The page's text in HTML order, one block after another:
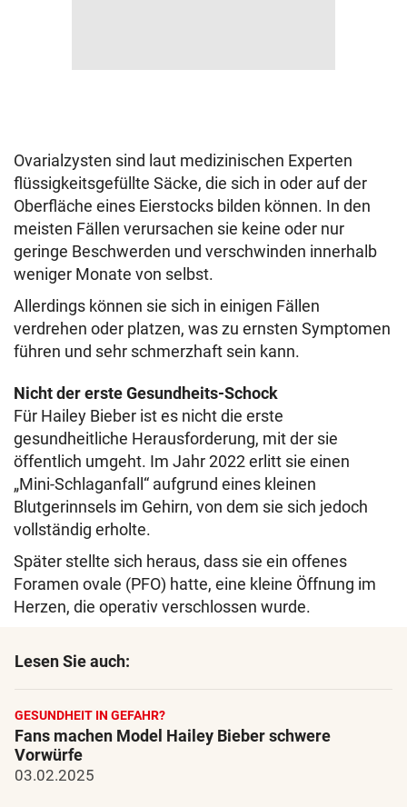
Ovarialzysten sind laut medizinischen Experten
flüssigkeitsgefüllte Säcke, die sich in oder auf der
Oberfläche eines Eierstocks bilden können. In den
meisten Fällen verursachen sie keine oder nur
geringe Beschwerden und verschwinden innerhalb
weniger Monate von selbst.
Allerdings können sie sich in einigen Fällen
verdrehen oder platzen, was zu ernsten Symptomen
führen und sehr schmerzhaft sein kann.
Nicht der erste Gesundheits-Schock
Für Hailey Bieber ist es nicht die erste
gesundheitliche Herausforderung, mit der sie
öffentlich umgeht. Im Jahr 2022 erlitt sie einen
„Mini-Schlaganfall“ aufgrund eines kleinen
Blutgerinnsels im Gehirn, von dem sie sich jedoch
vollständig erholte.
Später stellte sich heraus, dass sie ein offenes
Foramen ovale (PFO) hatte, eine kleine Öffnung im
Herzen, die operativ verschlossen wurde.
Lesen Sie auch:
GESUNDHEIT IN GEFAHR?
Fans machen Model Hailey Bieber schwere
Vorwürfe
03.02.2025